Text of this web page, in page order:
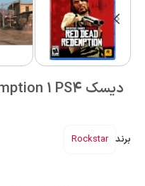
دیسک Red Dead Redemption 1 PS4
برند Rockstar